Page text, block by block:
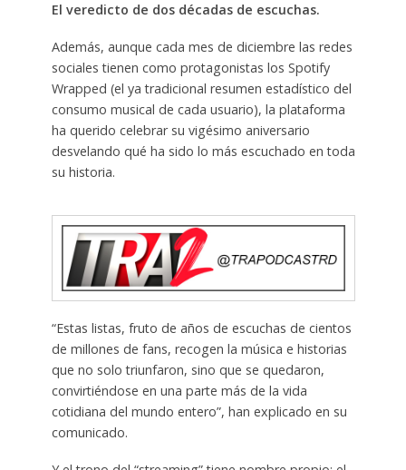
El veredicto de dos décadas de escuchas.
Además, aunque cada mes de diciembre las redes
sociales tienen como protagonistas los Spotify
Wrapped (el ya tradicional resumen estadístico del
consumo musical de cada usuario), la plataforma
ha querido celebrar su vigésimo aniversario
desvelando qué ha sido lo más escuchado en toda
su historia.
“Estas listas, fruto de años de escuchas de cientos
de millones de fans, recogen la música e historias
que no solo triunfaron, sino que se quedaron,
convirtiéndose en una parte más de la vida
cotidiana del mundo entero”, han explicado en su
comunicado.